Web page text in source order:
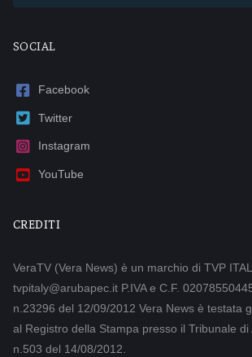
SOCIAL
Facebook
Twitter
Instagram
YouTube
CREDITI
VeraTV (Vera News) è un marchio di TVP
tvpitaly@arubapec.it P.IVA e C.F.
n.23296 del 12/09/2012 Vera News è testata
al Registro della Stampa presso il Tribunale di
n.503 del 14/08/2012.